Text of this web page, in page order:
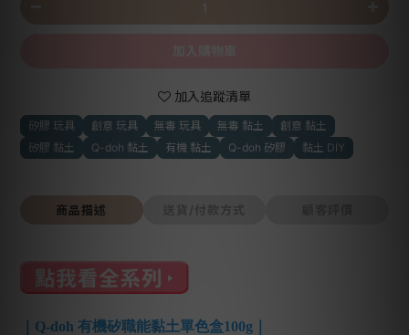
加入追蹤清單
矽膠 玩具 創意 玩具 無毒 玩具 無毒 黏土
創意 黏土
矽膠 黏土
Q-doh 黏土 有機 黏土 Q-doh 矽膠 黏土 DIY
商品描述
Q-doh 有機矽職能黏土單色盒100g